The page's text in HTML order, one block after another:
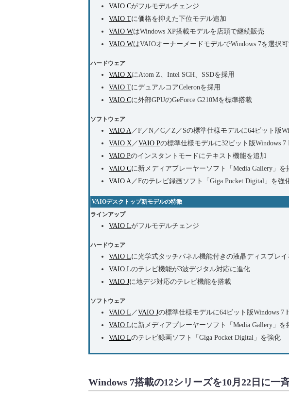
VAIO Cがフルモデルチェンジ
VAIO Tに価格を抑えた下位モデル追加
VAIO WはWindows XP搭載モデルを店頭で継続販売
VAIO WはVAIOオーナーメードモデルでWindows 7を選択
ハードウェア
VAIO XにAtom Z、Intel SCH、SSDを採用
VAIO TにデュアルコアCeleronを採用
VAIO Cに外部GPUのGeForce G210Mを標準搭載
ソフトウェア
VAIO A／F／N／C／Z／Sの標準仕様モデルに64ビット版
VAIO X／VAIO Pの標準仕様モデルに32ビット版Windows 7
VAIO Pのインスタントモードにテキスト機能を追加
VAIO Cに新メディアプレーヤーソフト「Media Gallery」を
VAIO A／Fのテレビ録画ソフト「Giga Pocket Digital」を強
VAIOデスクトップ新モデルの特徴
ラインアップ
VAIO Lがフルモデルチェンジ
ハードウェア
VAIO Lに光学式タッチパネル機能付きの液晶ディスプレイ
VAIO Lのテレビ機能が3波デジタル対応に進化
VAIO Jに地デジ対応のテレビ機能を搭載
ソフトウェア
VAIO L ／VAIO Jの標準仕様モデルに64ビット版Windows 7
VAIO Lに新メディアプレーヤーソフト「Media Gallery」を
VAIO Lのテレビ録画ソフト「Giga Pocket Digital」を強化
Windows 7搭載の12シリーズを10月22日に一